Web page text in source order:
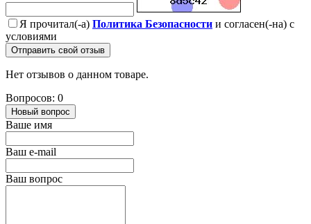
Я прочитал(-а) Политика Безопасности и согласен(-на) с
условиями
Отправить свой отзыв
Нет отзывов о данном товаре.
Вопросов: 0
Новый вопрос
Ваше имя
Ваш e-mail
Ваш вопрос